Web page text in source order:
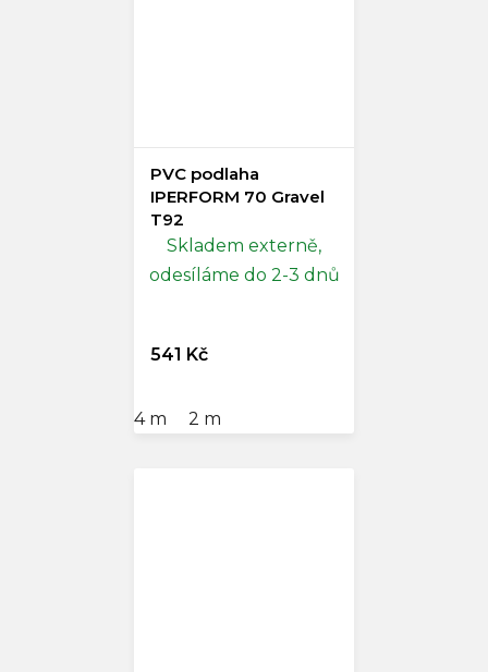
PVC podlaha
IPERFORM 70 Gravel
T92
Skladem externě,
odesíláme do 2-3 dnů
541 Kč
4 m 2 m